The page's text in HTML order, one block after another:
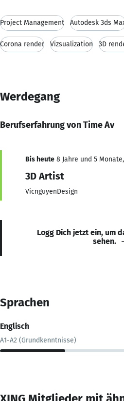
Project Management Autodesk 3ds
Corona render Vizsualization 3D
Werdegang
Berufserfahrung von Time Av
Bis heute 8 Jahre und 5
3D Artist
VicnguyenDesign
Logg Dich jetzt ein, um
sehen.
Sprachen
Englisch
A1-A2 (Grundkenntnisse)